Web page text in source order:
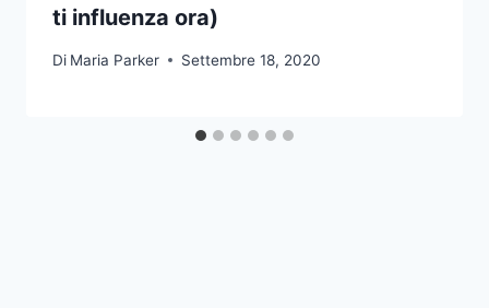
ti influenza ora)
Di Maria Parker Settembre 18, 2020